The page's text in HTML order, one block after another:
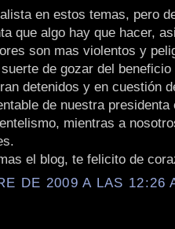
en estos temas, pero
que algo hay que hacer,
son mas violentos y
de gozar del beneficio
detenidos y en cuestión
de nuestra presidenta
mientras a
el blog, te felicito de
DE 2009 A LAS 12:26